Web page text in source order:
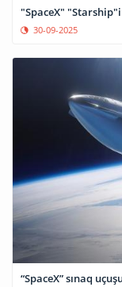
"SpaceX"
30-09-2025
“SpaceX” sınaq